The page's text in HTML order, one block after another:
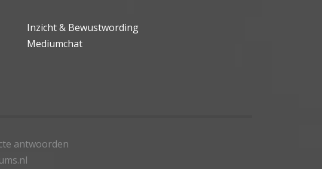
Inzicht & Bewustwording
Mediumchat
antwoorden